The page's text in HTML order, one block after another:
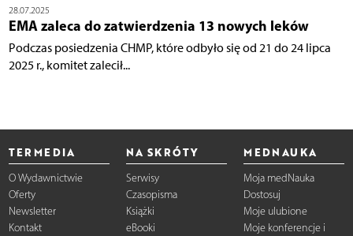
28.07.2025
EMA zaleca do zatwierdzenia 13 nowych leków
Podczas posiedzenia CHMP, które odbyło się od 21 do 24 lipca
2025 r., komitet zalecił...
TERMEDIA
O Wydawnictwie
Oferty
Newsletter
Kontakt
NA SKRÓTY
Serwisy
Czasopisma
Książki
eBooki
MEDNAUKA
Moja medNauka
Dostosuj
Moje ulubione
Moje konferencje i